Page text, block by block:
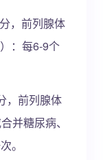
，前列腺体
：每6-9个
，前列腺体
并糖尿病、
。